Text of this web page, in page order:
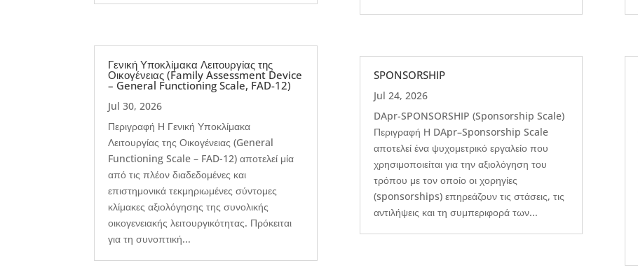
Γενική Υποκλίμακα Λειτουργίας της
Οικογένειας (Family Assessment Device
– General Functioning Scale, FAD-12)
Jul 30, 2026
Περιγραφή Η Γενική Υποκλίμακα
Λειτουργίας της Οικογένειας (General
Functioning Scale – FAD-12) αποτελεί μία
από τις πλέον διαδεδομένες και
επιστημονικά τεκμηριωμένες σύντομες
κλίμακες αξιολόγησης της συνολικής
οικογενειακής λειτουργικότητας. Πρόκειται
για τη συνοπτική...
SPONSORSHIP
Jul 24, 2026
DApr-SPONSORSHIP (Sponsorship Scale)
Περιγραφή Η DApr–Sponsorship Scale
αποτελεί ένα ψυχομετρικό εργαλείο που
χρησιμοποιείται για την αξιολόγηση του
τρόπου με τον οποίο οι χορηγίες
(sponsorships) επηρεάζουν τις στάσεις, τις
αντιλήψεις και τη συμπεριφορά των...